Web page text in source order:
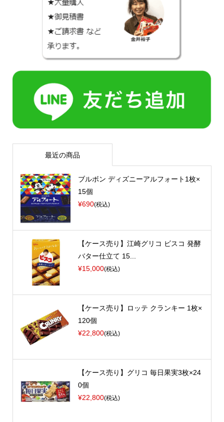
最近の商品
ブルボン ディズニーアルフォート1枚×
15個
¥690(税込)
【ケース売り】江崎グリコ ビスコ 発酵
バター仕立て 15...
¥15,000(税込)
【ケース売り】ロッテ クランキー 1枚×
120個
¥22,800(税込)
【ケース売り】グリコ 毎日果実3枚×24
0個
¥22,800(税込)